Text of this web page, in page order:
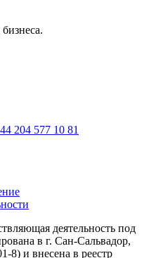
204 577 10 81
деятельность под
в г. Сан-Сальвадор,
8) и внесена в реестр